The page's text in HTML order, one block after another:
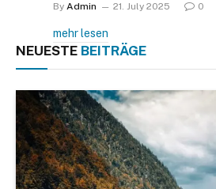
By Admin 21. July 2025 0
mehr lesen
NEUESTE BEITRÄGE